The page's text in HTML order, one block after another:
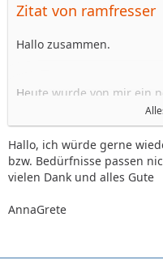
Zitat von ramfresser
Hallo zusammen.
Heute wurde von mir ein
Namens "
Wer für diesen Bereich
das hier im Thema posten
Bereich frei geschaltet.
Hallo, ich würde gerne
bzw. Bedürfnisse passen
vielen Dank und alles Gute
AnnaGrete